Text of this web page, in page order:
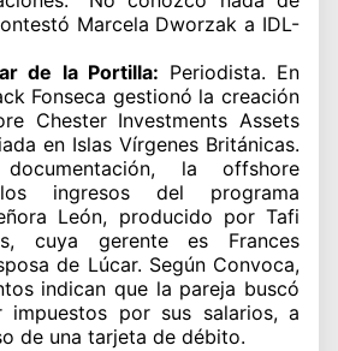
Marcela Dworzak a IDL-
de la Portilla: Periodista. En
Fonseca gestionó la creación
Chester Investments Assets
en Islas Vírgenes Británicas.
la offshore
ingresos del programa
León, producido por Tafi
cuya gerente es Frances
de Lúcar. Según Convoca,
indican que la pareja buscó
impuestos por sus salarios, a
de una tarjeta de débito.